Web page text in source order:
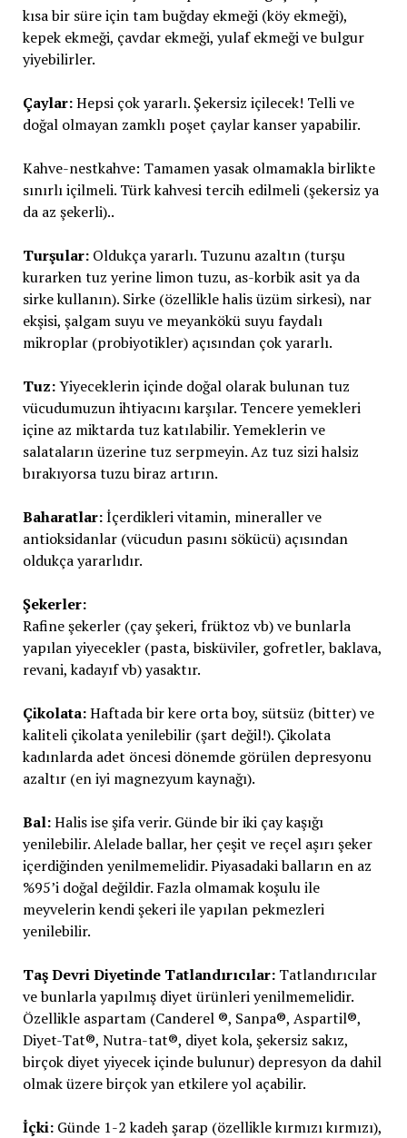
kısa bir süre için tam buğday ekmeği (köy ekmeği),
kepek ekmeği, çavdar ekmeği, yulaf ekmeği ve bulgur
yiyebilirler.
Çaylar:Hepsi çok yararlı. Şekersiz içilecek! Telli ve
doğal olmayan zamklı poşet çaylar kanser yapabilir.
Kahve-nestkahve: Tamamen yasak olmamakla birlikte
sınırlı içilmeli. Türk kahvesi tercih edilmeli (şekersiz ya
da az şekerli)..
Turşular:Oldukça yararlı. Tuzunu azaltın (turşu
kurarken tuz yerine limon tuzu, as-korbik asit ya da
sirke kullanın). Sirke (özellikle halis üzüm sirkesi), nar
ekşisi, şalgam suyu ve meyankökü suyu faydalı
mikroplar (probiyotikler) açısından çok yararlı.
Tuz:Yiyeceklerin içinde doğal olarak bulunan tuz
vücudumuzun ihtiyacını karşılar. Tencere yemekleri
içine az miktarda tuz katılabilir. Yemeklerin ve
salataların üzerine tuz serpmeyin. Az tuz sizi halsiz
bırakıyorsa tuzu biraz artırın.
Baharatlar:İçerdikleri vitamin, mineraller ve
antioksidanlar (vücudun pasını sökücü) açısından
oldukça yararlıdır.
Şekerler:
Rafine şekerler (çay şekeri, früktoz vb) ve bunlarla
yapılan yiyecekler (pasta, bisküviler, gofretler, baklava,
revani, kadayıf vb) yasaktır.
Çikolata:Haftada bir kere orta boy, sütsüz (bitter) ve
kaliteli çikolata yenilebilir (şart değil!). Çikolata
kadınlarda adet öncesi dönemde görülen depresyonu
azaltır (en iyi magnezyum kaynağı).
Bal:Halis ise şifa verir. Günde bir iki çay kaşığı
yenilebilir. Alelade ballar, her çeşit ve reçel aşırı şeker
içerdiğinden yenilmemelidir. Piyasadaki balların en az
%95’i doğal değildir. Fazla olmamak koşulu ile
meyvelerin kendi şekeri ile yapılan pekmezleri
yenilebilir.
Taş Devri Diyetinde Tatlandırıcılar: Tatlandırıcılar
ve bunlarla yapılmış diyet ürünleri yenilmemelidir.
Özellikle aspartam (Canderel ®, Sanpa®, Aspartil®,
Diyet-Tat®, Nutra-tat®, diyet kola, şekersiz sakız,
birçok diyet yiyecek içinde bulunur) depresyon da dahil
olmak üzere birçok yan etkilere yol açabilir.
İçki:Günde 1-2 kadeh şarap (özellikle kırmızı kırmızı),